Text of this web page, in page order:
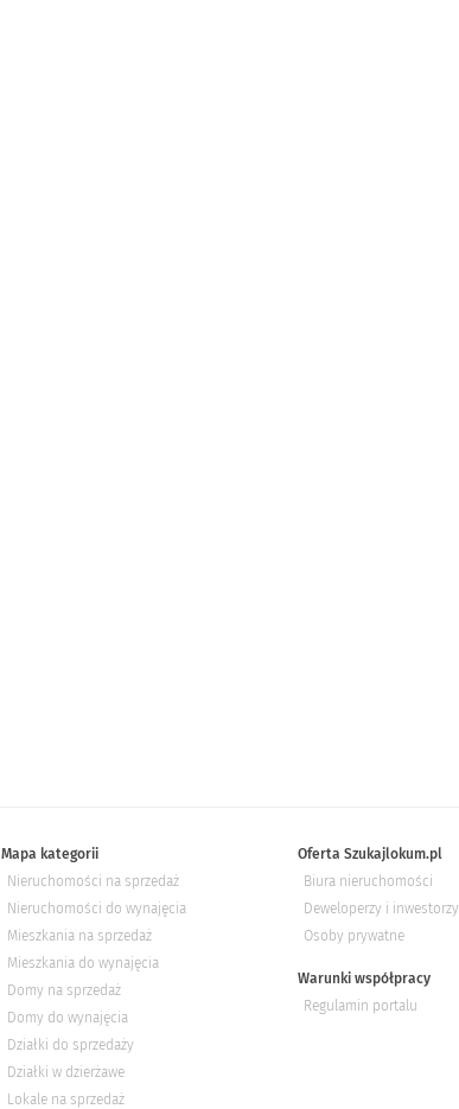
Mapa kategorii
Nieruchomości na sprzedaż
Nieruchomości do wynajęcia
Mieszkania na sprzedaż
Mieszkania do wynajęcia
Domy na sprzedaż
Domy do wynajęcia
Działki do sprzedaży
Działki w dzierżawe
Lokale na sprzedaż
Oferta Szukajlokum.pl
Biura nieruchomości
Deweloperzy i inwestorzy
Osoby prywatne
Warunki współpracy
Regulamin portalu